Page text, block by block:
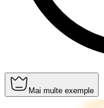
Mai multe exemple